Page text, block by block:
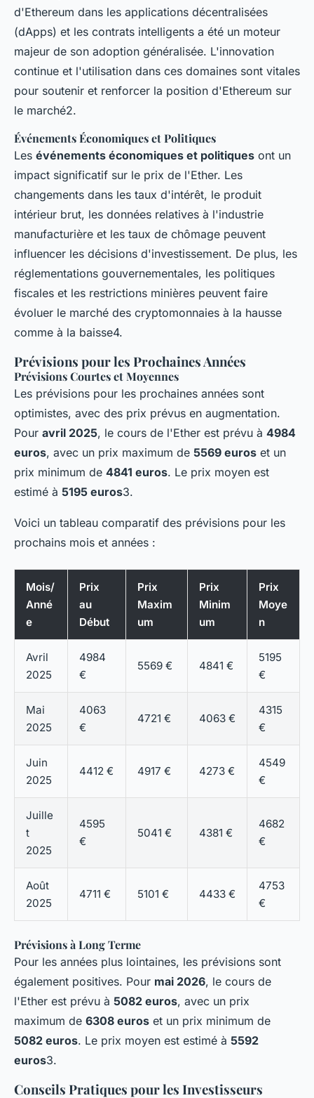
d'Ethereum dans les applications décentralisées
(dApps) et les contrats intelligents a été un moteur
majeur de son adoption généralisée. L'innovation
continue et l'utilisation dans ces domaines sont vitales
pour soutenir et renforcer la position d'Ethereum sur
le marché2.
Événements Économiques et Politiques
Les événements économiques et politiques ont un
impact significatif sur le prix de l'Ether. Les
changements dans les taux d'intérêt, le produit
intérieur brut, les données relatives à l'industrie
manufacturière et les taux de chômage peuvent
influencer les décisions d'investissement. De plus, les
réglementations gouvernementales, les politiques
fiscales et les restrictions minières peuvent faire
évoluer le marché des cryptomonnaies à la hausse
comme à la baisse4.
Prévisions pour les Prochaines Années
Prévisions Courtes et Moyennes
Les prévisions pour les prochaines années sont
optimistes, avec des prix prévus en augmentation.
Pour avril 2025, le cours de l'Ether est prévu à 4984
euros, avec un prix maximum de 5569 euros et un
prix minimum de 4841 euros. Le prix moyen est
estimé à 5195 euros3.
Voici un tableau comparatif des prévisions pour les
prochains mois et années :
Mois/
Anné
e
Prix
au
Début
Prix
Maxim
um
Prix
Minim
um
Prix
Moye
n
Avril
2025
4984
€
5569 € 4841 €
5195
€
Mai
2025
4063
€
4721 € 4063 €
4315
€
Juin
2025
4412 € 4917 € 4273 €
4549
€
Juille
t
2025
4595
€
5041 € 4381 €
4682
€
Août
2025
4711 € 5101 € 4433 €
4753
€
Prévisions à Long Terme
Pour les années plus lointaines, les prévisions sont
également positives. Pour mai 2026, le cours de
l'Ether est prévu à 5082 euros, avec un prix
maximum de 6308 euros et un prix minimum de
5082 euros. Le prix moyen est estimé à 5592
euros3.
Conseils Pratiques pour les Investisseurs